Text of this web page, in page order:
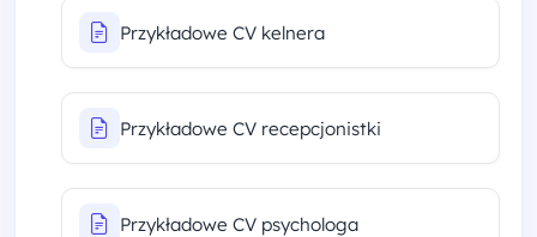
Przykładowe CV kelnera
Przykładowe CV recepcjonistki
Przykładowe CV psychologa